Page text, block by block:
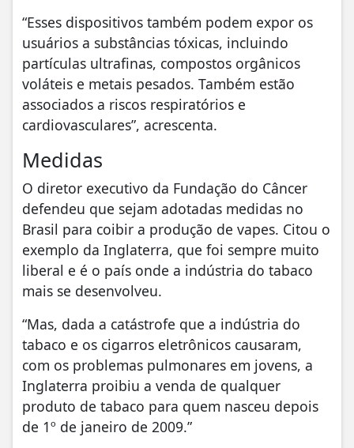
“Esses dispositivos também podem expor os
usuários a substâncias tóxicas, incluindo
partículas ultrafinas, compostos orgânicos
voláteis e metais pesados. Também estão
associados a riscos respiratórios e
cardiovasculares”, acrescenta.
Medidas
O diretor executivo da Fundação do Câncer
defendeu que sejam adotadas medidas no
Brasil para coibir a produção de vapes. Citou o
exemplo da Inglaterra, que foi sempre muito
liberal e é o país onde a indústria do tabaco
mais se desenvolveu.
“Mas, dada a catástrofe que a indústria do
tabaco e os cigarros eletrônicos causaram,
com os problemas pulmonares em jovens, a
Inglaterra proibiu a venda de qualquer
produto de tabaco para quem nasceu depois
de 1º de janeiro de 2009.”